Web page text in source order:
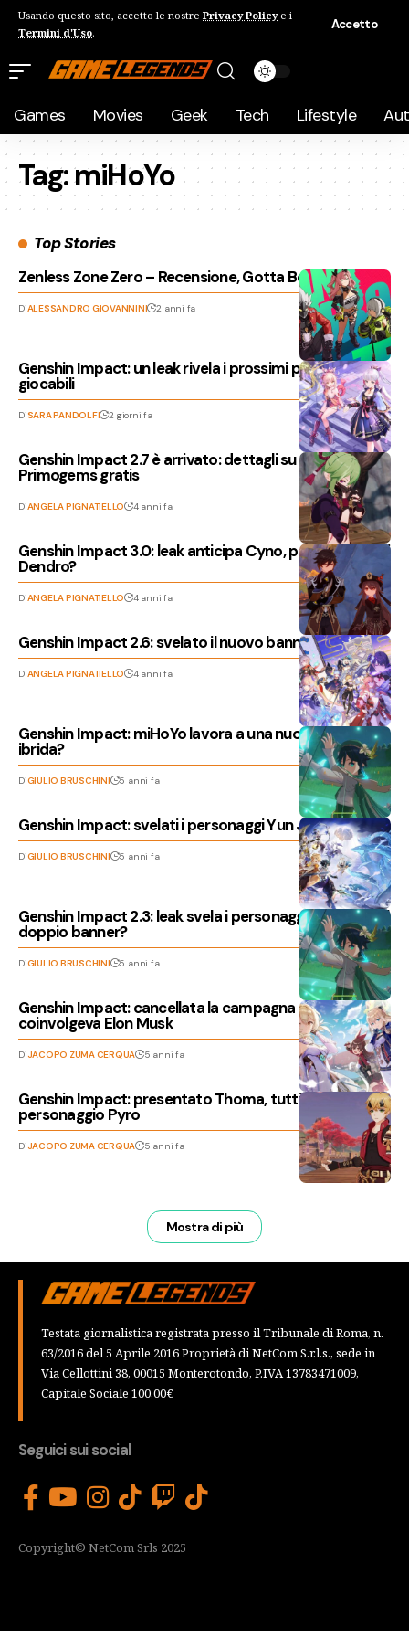
Usando questo sito, accetto le nostre Privacy Policye i
Termini d'Uso.
Accetto
Games Movies Geek Tech Lifestyle
Tag:miHoYo
Top Stories
Zenless Zone Zero – Recensione, Gotta Beat ‘Em All!
DiALESSANDRO GIOVANNINI 2 anni fa
Genshin Impact: un leak rivela i prossimi personaggi
giocabili
DiSARA PANDOLFI 2 giorni fa
Genshin Impact 2.7 è arrivato: dettagli su novità e
Primogems gratis
DiANGELA PIGNATIELLO 4 anni fa
Genshin Impact 3.0: leak anticipa Cyno, personaggio di
Dendro?
DiANGELA PIGNATIELLO 4 anni fa
Genshin Impact 2.6: svelato il nuovo banner?
DiANGELA PIGNATIELLO 4 anni fa
Genshin Impact: miHoYo lavora a una nuova arma
ibrida?
DiGIULIO BRUSCHINI 5 anni fa
Genshin Impact: svelati i personaggi Yun Jin e Shenhe
DiGIULIO BRUSCHINI 5 anni fa
Genshin Impact 2.3: leak svela i personaggi in arrivo col
doppio banner?
DiGIULIO BRUSCHINI 5 anni fa
Genshin Impact: cancellata la campagna che
coinvolgeva Elon Musk
DiJACOPO ZUMA CERQUA 5 anni fa
Genshin Impact: presentato Thoma, tutti i dettagli sul
personaggio Pyro
DiJACOPO ZUMA CERQUA 5 anni fa
Mostra di più
Testata giornalistica registrata presso il Tribunale di Roma, n.
63/2016 del 5 Aprile 2016 Proprietà di NetCom S.r.l.s., sede in
Via Cellottini 38, 00015 Monterotondo, P.IVA 13783471009,
Capitale Sociale 100,00€
Seguici sui social
Copyright© NetCom Srls 2025